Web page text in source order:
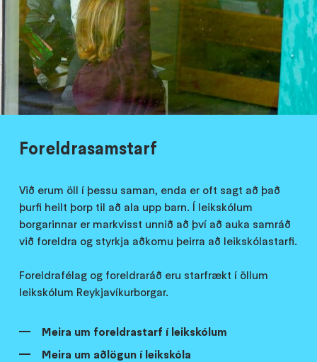
Foreldrasamstarf
Við erum öll í þessu saman, enda er oft sagt að það
þurfi heilt þorp til að ala upp barn. Í leikskólum
borgarinnar er markvisst unnið að því að auka samráð
við foreldra og styrkja aðkomu þeirra að leikskólastarfi.
Foreldrafélag og foreldraráð eru starfrækt í öllum
leikskólum Reykjavíkurborgar.
Meira um foreldrastarf í leikskólum
Meira um aðlögun í leikskóla